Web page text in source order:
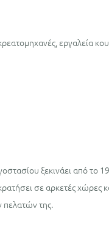
εργαλεία
ξεκινάει από το
σε αρκετές χώρες
πελατών της.